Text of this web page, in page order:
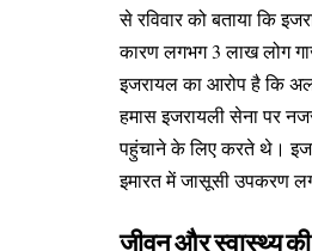
से रविवार को बताया कि
कारण लगभग 3 लाख लोग
इजरायल का आरोप है कि
हमास इजरायली सेना पर
पहुंचाने के लिए करते थे।
इमारत में जासूसी उपकरण
जीवन और स्वास्थ्य की